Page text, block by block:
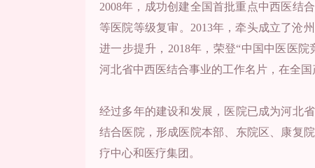
2008年，成功创建全国首批重点中西医结
等医院等级复审。2013年，牵头成立了沧
进一步提升，2018年，荣登“中国中医医
河北省中西医结合事业的工作名片，在全国
经过多年的建设和发展，医院已成为河北
结合医院，形成医院本部、东院区、康复
疗中心和医疗集团。